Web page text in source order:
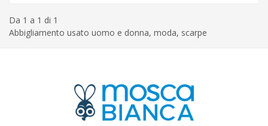
Da 1 a 1 di 1
Abbigliamento usato uomo e donna, moda, scarpe